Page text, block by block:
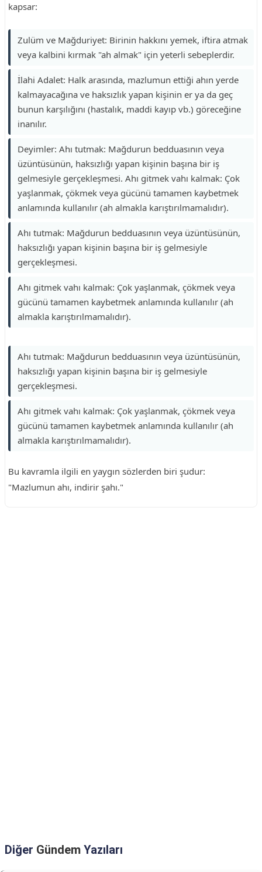
kapsar:
Zulüm ve Mağduriyet: Birinin hakkını yemek, iftira atmak
veya kalbini kırmak "ah almak" için yeterli sebeplerdir.
İlahi Adalet: Halk arasında, mazlumun ettiği ahın yerde
kalmayacağına ve haksızlık yapan kişinin er ya da geç
bunun karşılığını (hastalık, maddi kayıp vb.) göreceğine
inanılır.
Deyimler: Ahı tutmak: Mağdurun bedduasının veya
üzüntüsünün, haksızlığı yapan kişinin başına bir iş
gelmesiyle gerçekleşmesi. Ahı gitmek vahı kalmak: Çok
yaşlanmak, çökmek veya gücünü tamamen kaybetmek
anlamında kullanılır (ah almakla karıştırılmamalıdır).
Ahı tutmak: Mağdurun bedduasının veya üzüntüsünün,
haksızlığı yapan kişinin başına bir iş gelmesiyle
gerçekleşmesi.
Ahı gitmek vahı kalmak: Çok yaşlanmak, çökmek veya
gücünü tamamen kaybetmek anlamında kullanılır (ah
almakla karıştırılmamalıdır).
Ahı tutmak: Mağdurun bedduasının veya üzüntüsünün,
haksızlığı yapan kişinin başına bir iş gelmesiyle
gerçekleşmesi.
Ahı gitmek vahı kalmak: Çok yaşlanmak, çökmek veya
gücünü tamamen kaybetmek anlamında kullanılır (ah
almakla karıştırılmamalıdır).
Bu kavramla ilgili en yaygın sözlerden biri şudur:
"Mazlumun ahı, indirir şahı."
Diğer Gündem Yazıları